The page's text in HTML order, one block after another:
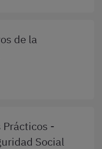
de la
Prácticos -
Social